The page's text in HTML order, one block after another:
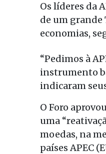
Os líderes da
de um grande
economias,
“Pedimos à
instrumento
indicaram
O Foro
uma
moedas, na
países APEC